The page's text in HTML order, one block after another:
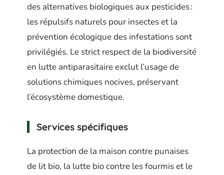
des alternatives biologiques aux pesticides :
les répulsifs naturels pour insectes et la
prévention écologique des infestations sont
privilégiés. Le strict respect de la biodiversité
en lutte antiparasitaire exclut l’usage de
solutions chimiques nocives, préservant
l’écosystème domestique.
Services spécifiques
La protection de la maison contre punaises
de lit bio, la lutte bio contre les fourmis et le